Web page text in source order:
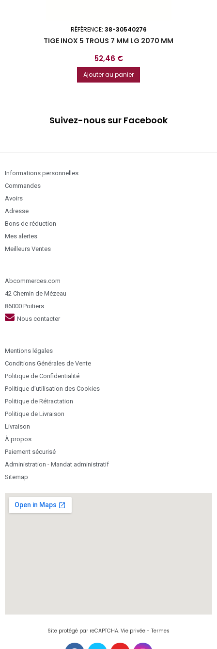
RÉFÉRENCE: 38-30540276
TIGE INOX 5 TROUS 7 MM LG 2070 MM
Prix
52,46 €
Ajouter au panier
Suivez-nous sur Facebook
Informations personnelles
Commandes
Avoirs
Adresse
Bons de réduction
Mes alertes
Meilleurs Ventes
Abcommerces.com
42 Chemin de Mézeau
86000 Poitiers
Nous contacter
Mentions légales
Conditions Générales de Vente
Politique de Confidentialité
Politique d’utilisation des Cookies
Politique de Rétractation
Politique de Livraison
Livraison
À propos
Paiement sécurisé
Administration - Mandat administratif
Sitemap
Site protégé par reCAPTCHA. Vie privée - Termes